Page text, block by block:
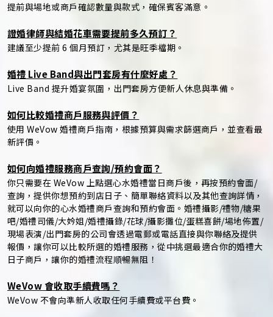
提前與場地或商戶確認數量與款式，確保賓客滿意。
證婚律師與結婚花車需要提前多久預訂？
建議至少提前 6 個月預訂，尤其是旺季檔期。
婚禮 Live Band與出門套房有什麼好處？
Live Band 提升婚宴氛圍，出門套房方便新人休息與準備。
如何比較婚禮商戶服務與評價？
使用 WeVow 婚禮商戶指南，根據預算與需求篩選商戶，並查看最
新評價。
如何向婚禮服務商戶查詢/預約會面？
你只需要在 WeVow 上點選心水婚禮當日商戶後，再按預約會面/
查詢，提供你想預約到店日子、簡單聯絡資料以及其他查詢詳情，
就可以向你的心水婚禮商戶查詢和預約會面。婚禮攝影/禮物/糖果
吧/婚禮司儀/大妗姐/婚禮攝錄/花球/攝影攤位/蛋糕喜餅/場地佈置/
現場表演/出門套房的公司會透過電郵或電話直接與你聯絡及提供
報價，讓你可以比較所選的婚禮服務，從中挑選最適合你的婚禮大
日子商戶，讓你的婚禮流程順暢無阻！
WeVow 會收取手續費嗎？
WeVow 不會向準新人收取任何手續費或平台費。